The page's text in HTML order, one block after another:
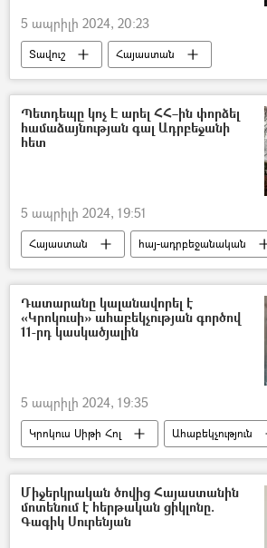
5 ապրիլի 2024, 20:23
Տավուշ
Հայաստան
հայ-ադրբեջանական
Ադրբեջան
Հյուրանոց
զբոսայգի
Պետդեպը կոչ Է արել ՀՀ–ին փորձել
համաձայնության գալ Ադրբեջանի
հետ
5 ապրիլի 2024, 19:51
Հայաստան
հայ-ադրբեջանական
Ադրբեջան
ԱՄՆ Բրյուսել
Դատարանը կալանավորել է
«Կրոկուսի» ահաբեկչության գործով
11-րդ կասկածյալին
5 ապրիլի 2024, 19:35
Կրոկուս Սիթի Հոլ
Ահաբեկչություն
ահաբեկիչ
Մոսկվա
Ձերբակալություն
Միջերկրական ծովից Հայաստանին
մոտենում է հերթական ցիկլոնը.
Գագիկ Սուրենյան